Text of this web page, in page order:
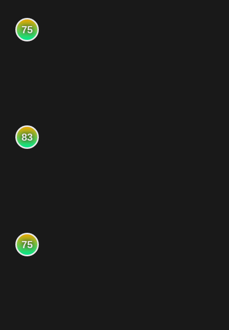
75
83
75